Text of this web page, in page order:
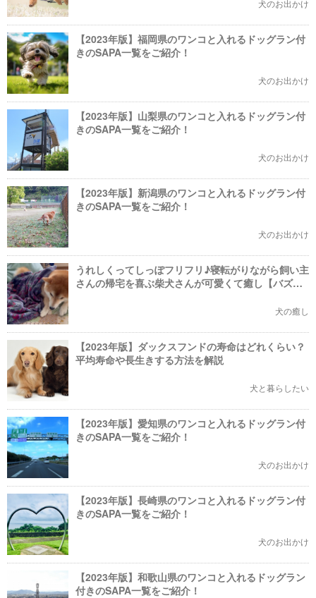
犬のお出かけ
【2023年版】福岡県のワンコと入れるドッグラン付
きのSAPA一覧をご紹介！
犬のお出かけ
【2023年版】山梨県のワンコと入れるドッグラン付
きのSAPA一覧をご紹介！
犬のお出かけ
【2023年版】新潟県のワンコと入れるドッグラン付
きのSAPA一覧をご紹介！
犬のお出かけ
うれしくってしっぽフリフリ♪寝転がりながら飼い主
さんの帰宅を喜ぶ柴犬さんが可愛くて癒し【バズ
犬の癒し
【2023年版】ダックスフンドの寿命はどれくらい？
平均寿命や長生きする方法を解説
犬と暮らしたい
【2023年版】愛知県のワンコと入れるドッグラン付
きのSAPA一覧をご紹介！
犬のお出かけ
【2023年版】長崎県のワンコと入れるドッグラン付
きのSAPA一覧をご紹介！
犬のお出かけ
【2023年版】和歌山県のワンコと入れるドッグラン
付きのSAPA一覧をご紹介！